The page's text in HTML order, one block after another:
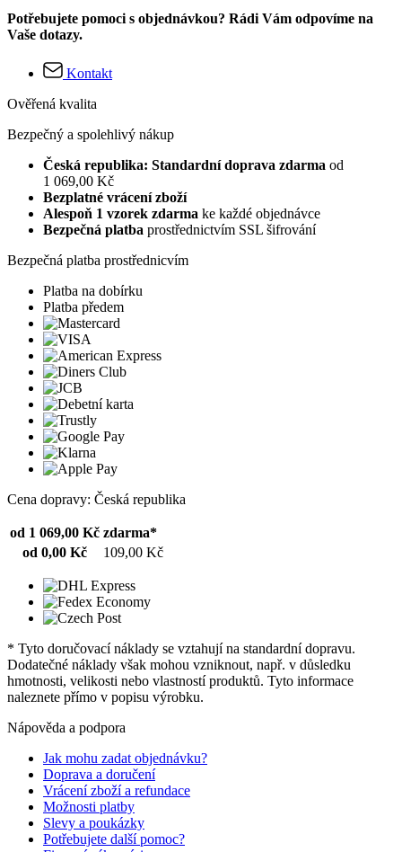
Potřebujete pomoci s objednávkou? Rádi Vám odpovíme na
Vaše dotazy.
Kontakt
Ověřená kvalita
Bezpečný a spolehlivý nákup
Česká republika: Standardní doprava zdarma od
1 069,00 Kč
Bezplatné vrácení zboží
Alespoň 1 vzorek zdarma ke každé objednávce
Bezpečná platba prostřednictvím SSL šifrování
Bezpečná platba prostřednicvím
Platba na dobírku
Platba předem
Cena dopravy: Česká republika
od 1 069,00 Kč zdarma*
od 0,00 Kč
109,00 Kč
* Tyto doručovací náklady se vztahují na standardní dopravu.
Dodatečné náklady však mohou vzniknout, např. v důsledku
hmotnosti, velikosti nebo vlastností produktů. Tyto informace
naleznete přímo v popisu výrobku.
Nápověda a podpora
Jak mohu zadat objednávku?
Doprava a doručení
Vrácení zboží a refundace
Možnosti platby
Slevy a poukázky
Potřebujete další pomoc?